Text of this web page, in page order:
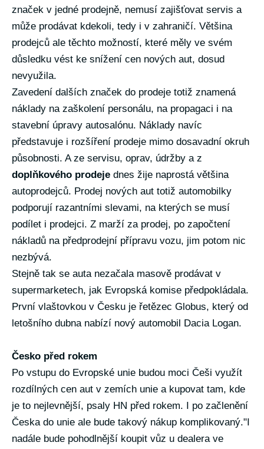
značek v jedné prodejně, nemusí zajišťovat servis a
může prodávat kdekoli, tedy i v zahraničí. Většina
prodejců ale těchto možností, které měly ve svém
důsledku vést ke snížení cen nových aut, dosud
nevyužila.
Zavedení dalších značek do prodeje totiž znamená
náklady na zaškolení personálu, na propagaci i na
stavební úpravy autosalónu. Náklady navíc
představuje i rozšíření prodeje mimo dosavadní okruh
působnosti. A ze servisu, oprav, údržby a z
doplňkového prodeje dnes žije naprostá většina
autoprodejců. Prodej nových aut totiž automobilky
podporují razantními slevami, na kterých se musí
podílet i prodejci. Z marží za prodej, po započtení
nákladů na předprodejní přípravu vozu, jim potom nic
nezbývá.
Stejně tak se auta nezačala masově prodávat v
supermarketech, jak Evropská komise předpokládala.
První vlaštovkou v Česku je řetězec Globus, který od
letošního dubna nabízí nový automobil Dacia Logan.
Česko před rokem
Po vstupu do Evropské unie budou moci Češi využít
rozdílných cen aut v zemích unie a kupovat tam, kde
je to nejlevnější, psaly HN před rokem. I po začlenění
Česka do unie ale bude takový nákup komplikovaný."I
nadále bude pohodlnější koupit vůz u dealera ve